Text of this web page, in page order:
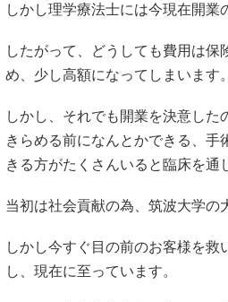
しかし理学療法士には今現在開業
したがって、どうしても費用は保
め、少し高額になってしまいます。
しかし、それでも開業を決意した
きらめる前になんとかできる、手
きる方がたくさんいると臨床を通
当初は社会貢献の為、筑波大学の
しかし今すぐ目の前のお客様を救
し、現在に至っています。